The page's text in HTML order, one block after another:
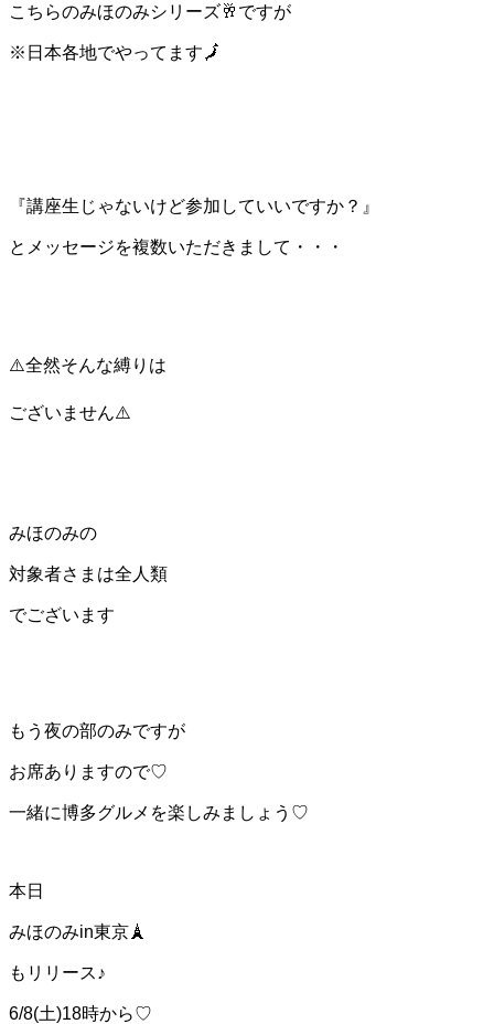
こちらのみほのみシリーズ🥂ですが
※日本各地でやってます🗾
『講座生じゃないけど参加していいですか？』
とメッセージを複数いただきまして・・・
⚠️全然そんな縛りは
ございません⚠️
みほのみの
対象者さまは全人類
でございます
もう夜の部のみですが
お席ありますので♡
一緒に博多グルメを楽しみましょう♡
本日
みほのみin東京🗼
もリリース♪
6/8(土)18時から♡